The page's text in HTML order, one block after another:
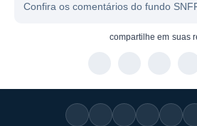
mercado de forma menos
comunicação com seus
Confira os comentários do fundo
compartilhe em suas